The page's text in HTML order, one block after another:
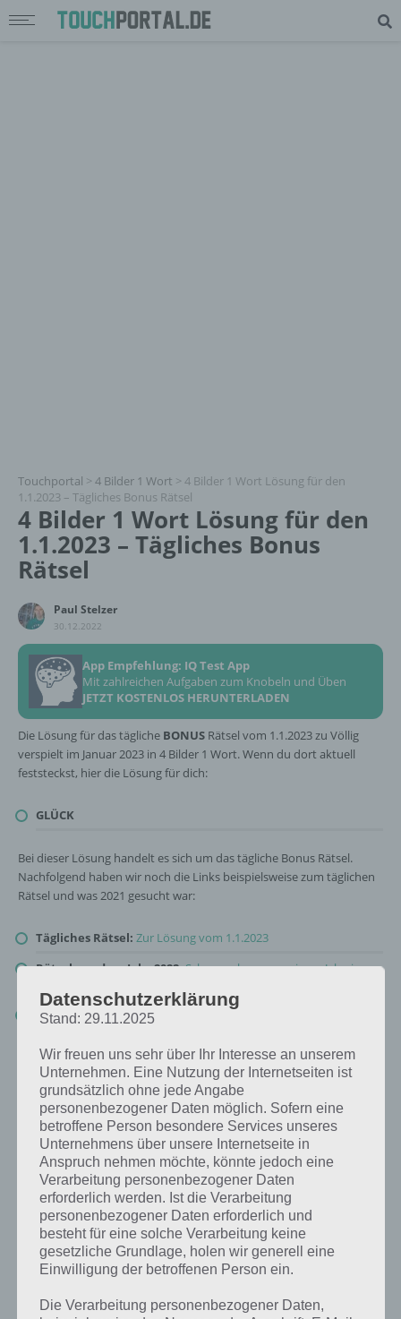
Touchportal > 4 Bilder 1 Wort > 4 Bilder 1 Wort Lösung für den
1.1.2023 – Tägliches Bonus Rätsel
4 Bilder 1 Wort Lösung für den
1.1.2023 – Tägliches Bonus
Rätsel
Paul Stelzer
30.12.2022
App Empfehlung: IQ Test App
Mit zahlreichen Aufgaben zum Knobeln und Üben
JETZT KOSTENLOS HERUNTERLADEN
Die Lösung für das tägliche BONUS Rätsel vom 1.1.2023 zu Völlig
verspielt im Januar 2023 in 4 Bilder 1 Wort. Wenn du dort aktuell
feststeckst, hier die Lösung für dich:
GLÜCK
Bei dieser Lösung handelt es sich um das tägliche Bonus Rätsel.
Nachfolgend haben wir noch die Links beispielsweise zum täglichen
Rätsel und was 2021 gesucht war:
Tägliches Rätsel: Zur Lösung vom 1.1.2023
Rätsel aus dem Jahr 2022:Schau mal, was vor einem Jahr, im
Zur Übersicht 4 Bilder 1 Wort Lösungen zu Völlig verspielt im
Datenschutzerklärung
Stand: 29.11.2025
Wir freuen uns sehr über Ihr Interesse an unserem
Unternehmen. Eine Nutzung der Internetseiten ist
grundsätzlich ohne jede Angabe
personenbezogener Daten möglich. Sofern eine
betroffene Person besondere Services unseres
Unternehmens über unsere Internetseite in
Anspruch nehmen möchte, könnte jedoch eine
Verarbeitung personenbezogener Daten
erforderlich werden. Ist die Verarbeitung
personenbezogener Daten erforderlich und
besteht für eine solche Verarbeitung keine
gesetzliche Grundlage, holen wir generell eine
Einwilligung der betroffenen Person ein.
Die Verarbeitung personenbezogener Daten,